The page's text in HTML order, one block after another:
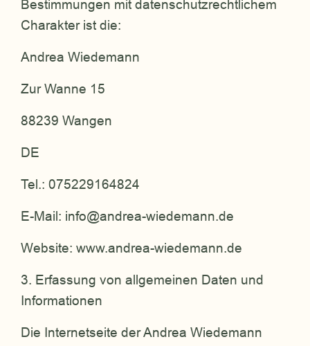
Bestimmungen mit datenschutzrechtlichem
Charakter ist die:
Andrea Wiedemann
Zur Wanne 15
88239 Wangen
DE
Tel.: 075229164824
E-Mail: info@andrea-wiedemann.de
Website: www.andrea-wiedemann.de
3. Erfassung von allgemeinen Daten und
Informationen
Die Internetseite der Andrea Wiedemann